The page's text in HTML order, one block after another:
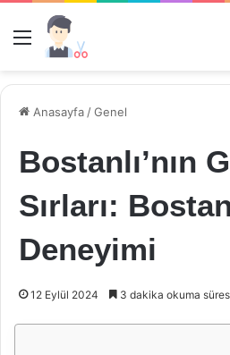
Menü
Anasayfa /Genel
Bostanlı’nın
Sırları:
Deneyimi
12 Eylül 2024 3 dakika okuma